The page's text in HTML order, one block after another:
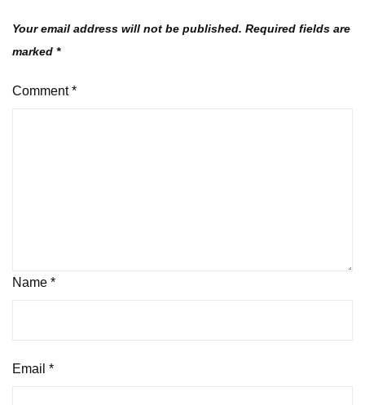
Your email address will not be published. Required fields are
marked *
Comment*
Name *
Email *